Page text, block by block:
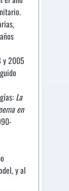
y 2005
La
en
y al